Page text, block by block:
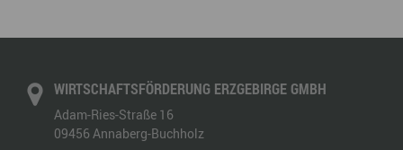
WIRTSCHAFTSFÖRDERUNG ERZGEBIRGE GMBH
Adam-Ries-Straße 16
09456 Annaberg-Buchholz